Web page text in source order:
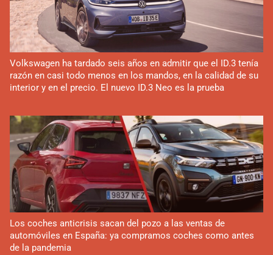
Volkswagen ha tardado seis años en admitir que el ID.3 tenía
razón en casi todo menos en los mandos, en la calidad de su
interior y en el precio. El nuevo ID.3 Neo es la prueba
Los coches anticrisis sacan del pozo a las ventas de
automóviles en España: ya compramos coches como antes
de la pandemia